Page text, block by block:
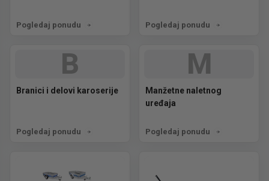
Pogledaj ponudu Pogledaj ponudu
B
Branici i delovi karoserije
Pogledaj ponudu
M
Manžetne naletnog
uređaja
Pogledaj ponudu